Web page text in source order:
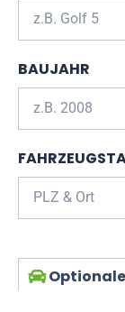
BAUJAHR